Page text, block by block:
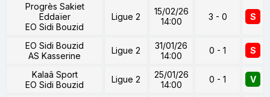
Progrès Sakiet
Eddaïer
EO Sidi Bouzid
Ligue 2
15/02/26
14:00
3 - 0 S
EO Sidi Bouzid
AS Kasserine
Ligue 2
31/01/26
14:00
0 - 1 S
Kalaâ Sport
EO Sidi Bouzid
Ligue 2
25/01/26
14:00
0 - 1 V